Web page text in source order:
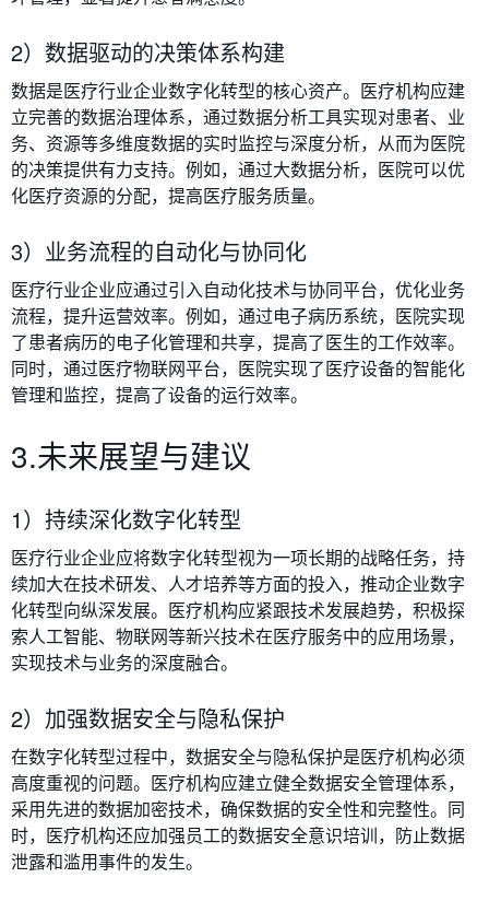
2）数据驱动的决策体系构建
数据是医疗行业企业数字化转型的核心资产。医疗机构应建
立完善的数据治理体系，通过数据分析工具实现对患者、业
务、资源等多维度数据的实时监控与深度分析，从而为医院
的决策提供有力支持。例如，通过大数据分析，医院可以优
化医疗资源的分配，提高医疗服务质量。
3）业务流程的自动化与协同化
医疗行业企业应通过引入自动化技术与协同平台，优化业务
流程，提升运营效率。例如，通过电子病历系统，医院实现
了患者病历的电子化管理和共享，提高了医生的工作效率。
同时，通过医疗物联网平台，医院实现了医疗设备的智能化
管理和监控，提高了设备的运行效率。
3.未来展望与建议
1）持续深化数字化转型
医疗行业企业应将数字化转型视为一项长期的战略任务，持
续加大在技术研发、人才培养等方面的投入，推动企业数字
化转型向纵深发展。医疗机构应紧跟技术发展趋势，积极探
索人工智能、物联网等新兴技术在医疗服务中的应用场景，
实现技术与业务的深度融合。
2）加强数据安全与隐私保护
在数字化转型过程中，数据安全与隐私保护是医疗机构必须
高度重视的问题。医疗机构应建立健全数据安全管理体系，
采用先进的数据加密技术，确保数据的安全性和完整性。同
时，医疗机构还应加强员工的数据安全意识培训，防止数据
泄露和滥用事件的发生。